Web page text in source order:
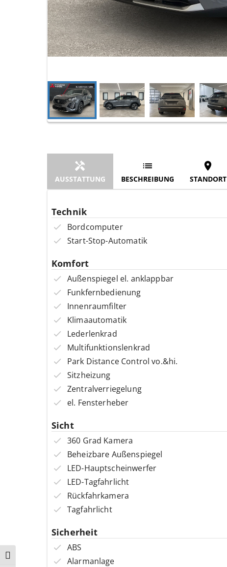
Umschalten auf hohe Kontraste
AUSSTATTUNG BESCHREIBUNG STANDORT
Technik
Bordcomputer
Start-Stop-Automatik
Komfort
Außenspiegel el. anklappbar
Funkfernbedienung
Innenraumfilter
Klimaautomatik
Lederlenkrad
Multifunktionslenkrad
Park Distance Control vo.&hi.
Sitzheizung
Zentralverriegelung
el. Fensterheber
Sicht
360 Grad Kamera
Beheizbare Außenspiegel
LED-Hauptscheinwerfer
LED-Tagfahrlicht
Rückfahrkamera
Tagfahrlicht
Sicherheit
ABS
Alarmanlage